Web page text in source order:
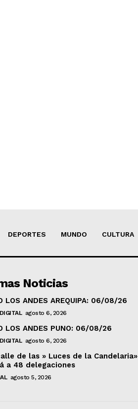
DEPORTES MUNDO CULTURA
Noticias
LOS ANDES AREQUIPA: 06/08/26
agosto 6, 2026
LOS ANDES PUNO: 06/08/26
agosto 6, 2026
de las » Luces de la Candelaria»
a 48 delegaciones
agosto 5, 2026